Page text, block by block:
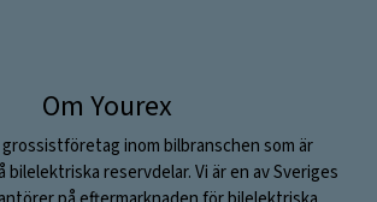
Om Yourex
inom bilbranschen som är
bilelektriska reservdelar. Vi är en av Sveriges